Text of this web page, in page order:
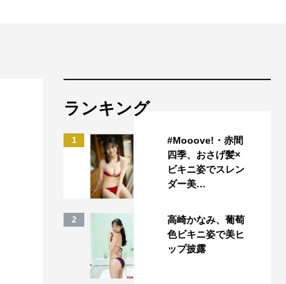
ランキング
1
#Mooove!・赤間
四季、おさげ髪×
ビキニ姿でスレン
ダー美…
2
高崎かなみ、葡萄
色ビキニ姿で美ヒ
ップ披露